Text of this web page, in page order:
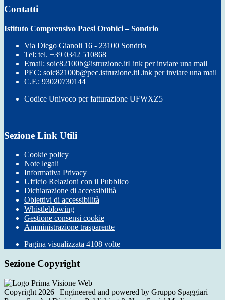
Contatti
Istituto Comprensivo Paesi Orobici – Sondrio
Via Diego Gianoli 16 - 23100 Sondrio
Tel: tel. +39 0342 510868
Email: soic82100b@istruzione.itLink per inviare una mail
PEC: soic82100b@pec.istruzione.itLink per inviare una mail
C.F.: 93020730144
Codice Univoco per fatturazione UFWXZ5
Sezione Link Utili
Cookie policy
Note legali
Informativa Privacy
Ufficio Relazioni con il Pubblico
Dichiarazione di accessibilità
Obiettivi di accessibilità
Whistleblowing
Gestione consensi cookie
Amministrazione trasparente
Pagina visualizzata 4108 volte
Sezione Copyright
Copyright 2026 | Engineered and powered by Gruppo Spaggiari